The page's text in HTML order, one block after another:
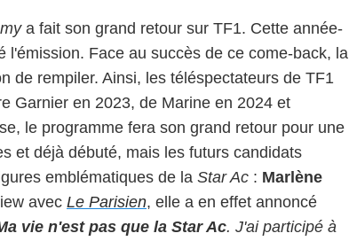
a fait son grand retour sur TF1. Cette année-
l'émission. Face au succès de ce come-back, la
de rempiler. Ainsi, les téléspectateurs de TF1
Garnier en 2023, de Marine en 2024 et
le programme fera son grand retour pour une
et déjà débuté, mais les futurs candidats
emblématiques de la Star Ac : Marlène
avec Le Parisien, elle a en effet annoncé
vie n'est pas que la Star Ac. J'ai participé à